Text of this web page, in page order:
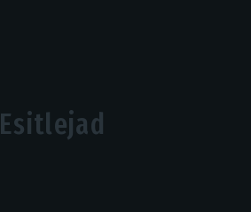
Esitlejad